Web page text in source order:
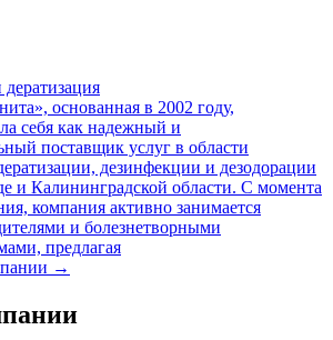
основанная в 2002 году,
себя как надежный и
поставщик услуг в области
дезинфекции и дезодорации
и Калининградской области. С момента
компания активно занимается
и болезнетворными
предлагая
→